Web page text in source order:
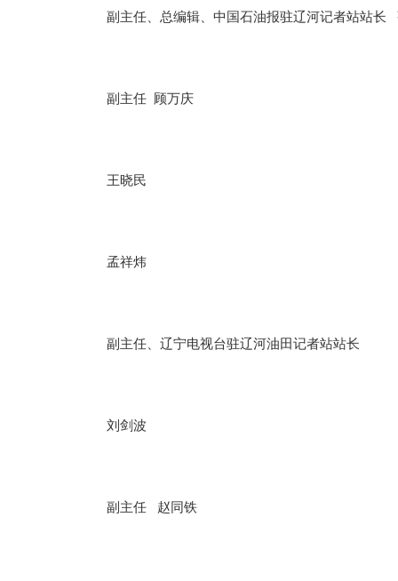
副主任、总编辑、中国石油报驻辽河记者站站长
副主任 顾万庆
王晓民
孟祥炜
副主任、辽宁电视台驻辽河油田记者站站长
刘剑波
副主任 赵同铁